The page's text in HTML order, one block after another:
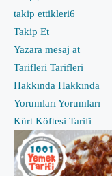
takip ettikleri6
Takip Et
Yazara mesaj at
Tarifleri Tarifleri
Hakkında Hakkında
Yorumları Yorumları
Kürt Köftesi Tarifi